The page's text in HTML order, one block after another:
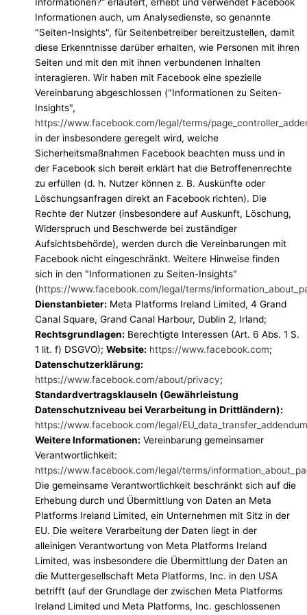
Informationen auch, um Analysedienste, so genannte
"Seiten-Insights", für Seitenbetreiber bereitzustellen, damit
diese Erkenntnisse darüber erhalten, wie Personen mit ihren
Seiten und mit den mit ihnen verbundenen Inhalten
interagieren. Wir haben mit Facebook eine spezielle
Vereinbarung abgeschlossen ("Informationen zu Seiten-
Insights",
https://www.facebook.com/legal/terms/
in der insbesondere geregelt wird, welche
Sicherheitsmaßnahmen Facebook beachten muss und in
der Facebook sich bereit erklärt hat die Betroffenenrechte
zu erfüllen (d. h. Nutzer können z. B. Auskünfte oder
Löschungsanfragen direkt an Facebook richten). Die
Rechte der Nutzer (insbesondere auf Auskunft, Löschung,
Widerspruch und Beschwerde bei zuständiger
Aufsichtsbehörde), werden durch die Vereinbarungen mit
Facebook nicht eingeschränkt. Weitere Hinweise finden
sich in den "Informationen zu Seiten-Insights"
(https://www.facebook.com/legal/terms/
Dienstanbieter: Meta Platforms Ireland Limited, 4 Grand
Canal Square, Grand Canal Harbour, Dublin 2, Irland;
Rechtsgrundlagen: Berechtigte Interessen (Art. 6 Abs. 1 S.
1 lit. f) DSGVO);Website: https://www.facebook.com;
Datenschutzerklärung:
https://www.facebook.com/about/privacy;
Standardvertragsklauseln (Gewährleistung
Datenschutzniveau bei Verarbeitung in Drittländern):
https://www.facebook.com/legal/
Weitere Informationen: Vereinbarung gemeinsamer
Verantwortlichkeit:
https://www.facebook.com/legal/terms/
Die gemeinsame Verantwortlichkeit beschränkt sich auf die
Erhebung durch und Übermittlung von Daten an Meta
Platforms Ireland Limited, ein Unternehmen mit Sitz in der
EU. Die weitere Verarbeitung der Daten liegt in der
alleinigen Verantwortung von Meta Platforms Ireland
Limited, was insbesondere die Übermittlung der Daten an
die Muttergesellschaft Meta Platforms, Inc. in den USA
betrifft (auf der Grundlage der zwischen Meta Platforms
Ireland Limited und Meta Platforms, Inc. geschlossenen